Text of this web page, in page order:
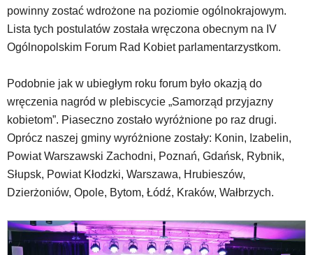
powinny zostać wdrożone na poziomie ogólnokrajowym.
Lista tych postulatów została wręczona obecnym na IV
Ogólnopolskim Forum Rad Kobiet parlamentarzystkom.
Podobnie jak w ubiegłym roku forum było okazją do
wręczenia nagród w plebiscycie „Samorząd przyjazny
kobietom”. Piaseczno zostało wyróżnione po raz drugi.
Oprócz naszej gminy wyróżnione zostały: Konin, Izabelin,
Powiat Warszawski Zachodni, Poznań, Gdańsk, Rybnik,
Słupsk, Powiat Kłodzki, Warszawa, Hrubieszów,
Dzierżoniów, Opole, Bytom, Łódź, Kraków, Wałbrzych.